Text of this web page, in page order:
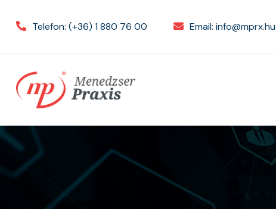
Telefon: (+36) 1 880 76 00 Email: info@mprx.hu